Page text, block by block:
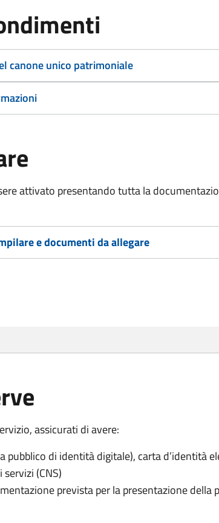
canone unico patrimoniale
attivato presentando tutta la
e documenti da allegare
assicurati di avere:
pubblico di identità digitale), carta d’identità
(CNS)
prevista per la presentazione della